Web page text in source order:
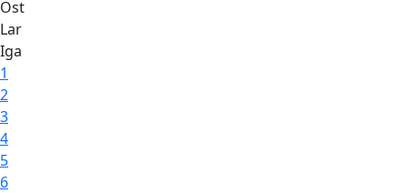
Ost
Lar
Iga
1
2
3
4
5
6